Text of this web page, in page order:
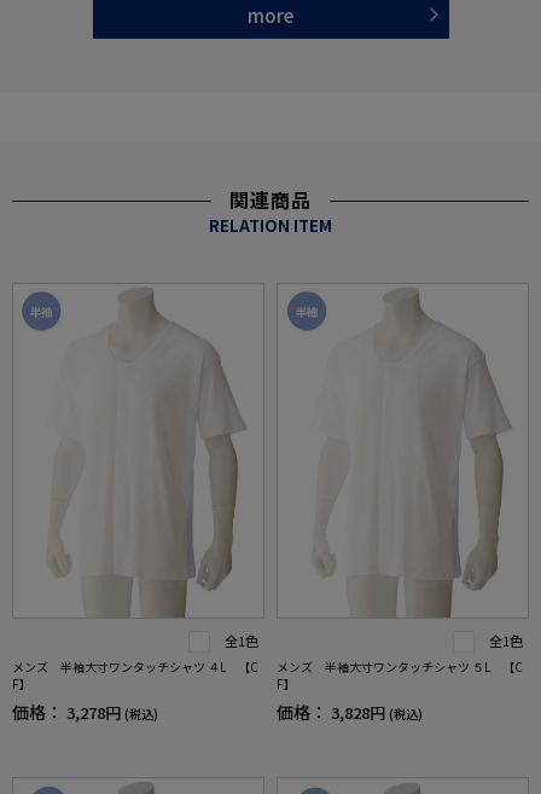
more
関連商品
RELATION ITEM
全1色
メンズ 半袖大寸ワンタッチシャツ ４L 【C
F】
価格： 3,278円 (税込)
全1色
メンズ 半袖大寸ワンタッチシャツ ５L 【C
F】
価格： 3,828円 (税込)